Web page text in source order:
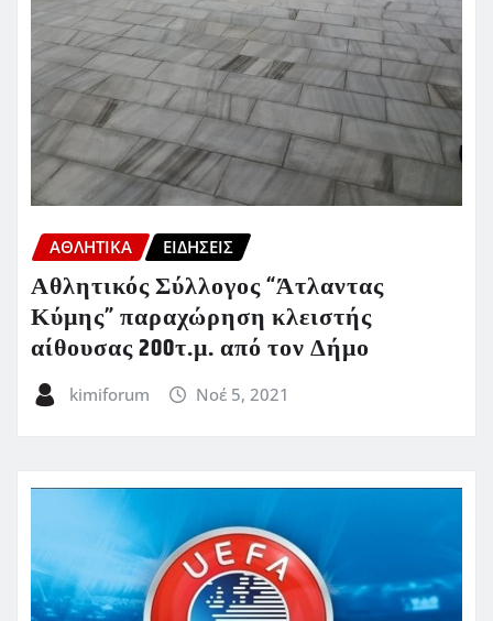
ΑΘΛΗΤΙΚΑ ΕΙΔΗΣΕΙΣ
Αθλητικός Σύλλογος “Άτλαντας
Κύμης” παραχώρηση κλειστής
αίθουσας 200τ.μ. από τον Δήμο
kimiforum Νοέ 5, 2021